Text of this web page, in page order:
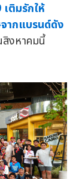
ติมรักให้
ากแบรนด์ดัง
งหาคมนี้